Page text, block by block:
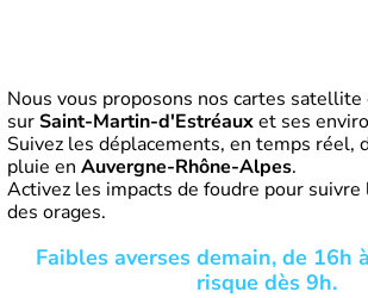
Nous vous proposons nos cartes
surSaint-Martin-d'Estréauxet ses
Suivez les déplacements, en temps réel,
pluie en Auvergne-Rhône-Alpes.
Activez les impacts de foudre pour
des orages.
Faibles averses demain, de 16h
risque dès 9h.